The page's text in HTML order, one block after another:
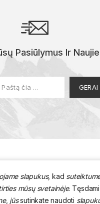
Pasiūlymus Ir
slapukus, kad
mūsų svetainėje.
, jūssutinkate naudoti